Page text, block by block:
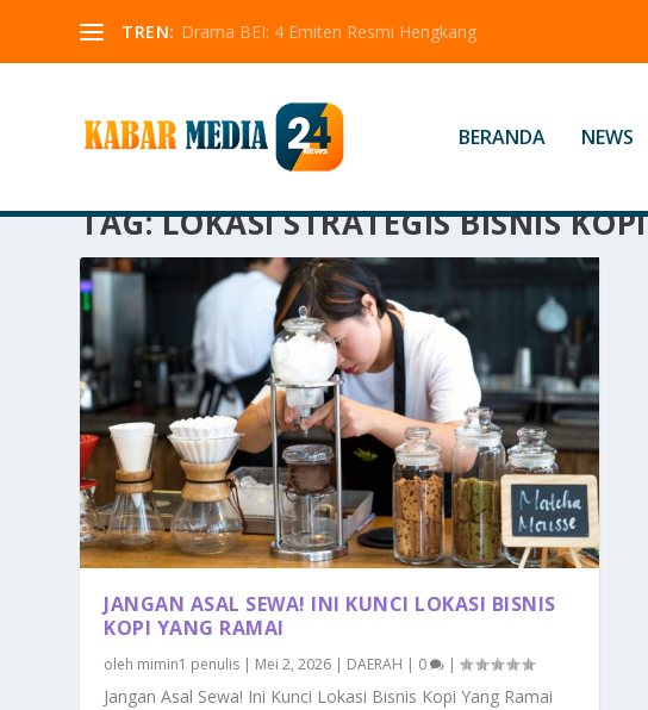
TREN: Drama BEI: 4 Emiten Resmi Hengkang
BERANDA NEWS
TAG:LOKASI STRATEGIS BISNIS KOPI
JANGAN ASAL SEWA! INI KUNCI LOKASI BISNIS
KOPI YANG RAMAI
oleh mimin1 penulis | Mei 2, 2026 | DAERAH | 0 |
Jangan Asal Sewa! Ini Kunci Lokasi Bisnis Kopi Yang Ramai